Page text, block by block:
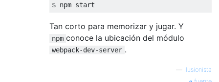
$ npm start
Tan corto para memorizar y jugar. Y
npm conoce la ubicación del módulo
webpack-dev-server .
ilusionista